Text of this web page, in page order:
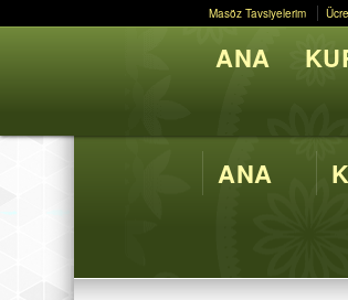
Masöz Tavsiyelerim
ANA
Masöz Tavsiyelerim
ANA